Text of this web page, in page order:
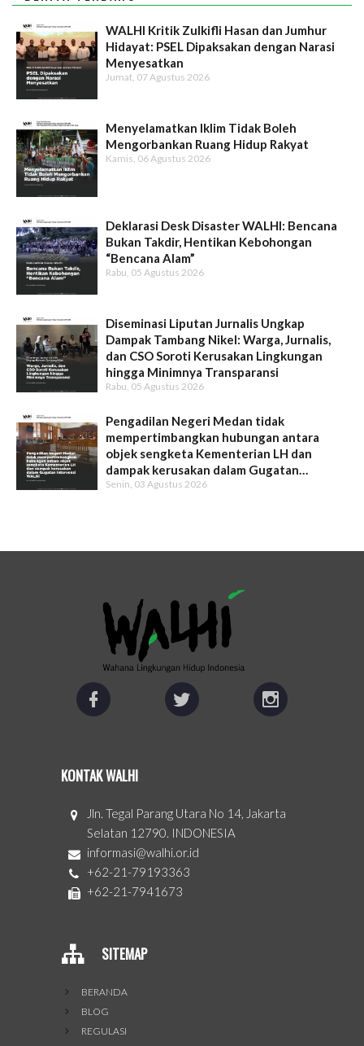
WALHI Kritik Zulkifli Hasan dan Jumhur
Hidayat: PSEL Dipaksakan dengan Narasi
Menyesatkan
Jumat, 07 Agustus 2026
Menyelamatkan Iklim Tidak Boleh
Mengorbankan Ruang Hidup Rakyat
Kamis, 06 Agustus 2026
Deklarasi Desk Disaster WALHI: Bencana
Bukan Takdir, Hentikan Kebohongan
“Bencana Alam”
Rabu, 05 Agustus 2026
Diseminasi Liputan Jurnalis Ungkap
Dampak Tambang Nikel: Warga, Jurnalis,
dan CSO Soroti Kerusakan Lingkungan
hingga Minimnya Transparansi
Rabu, 05 Agustus 2026
Pengadilan Negeri Medan tidak
mempertimbangkan hubungan antara
objek sengketa Kementerian LH dan
dampak kerusakan dalam Gugatan
Intervensi WALHI
Senin, 03 Agustus 2026
KONTAK WALHI
Jln. Tegal Parang Utara No 14, Jakarta
Selatan 12790. INDONESIA
informasi@walhi.or.id
+62-21-79193363
+62-21-7941673
SITEMAP
BERANDA
BLOG
REGULASI